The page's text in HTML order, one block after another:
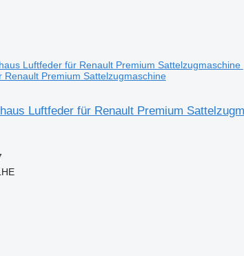
Premium Sattelzugmaschine
Luftfeder für Renault Premium